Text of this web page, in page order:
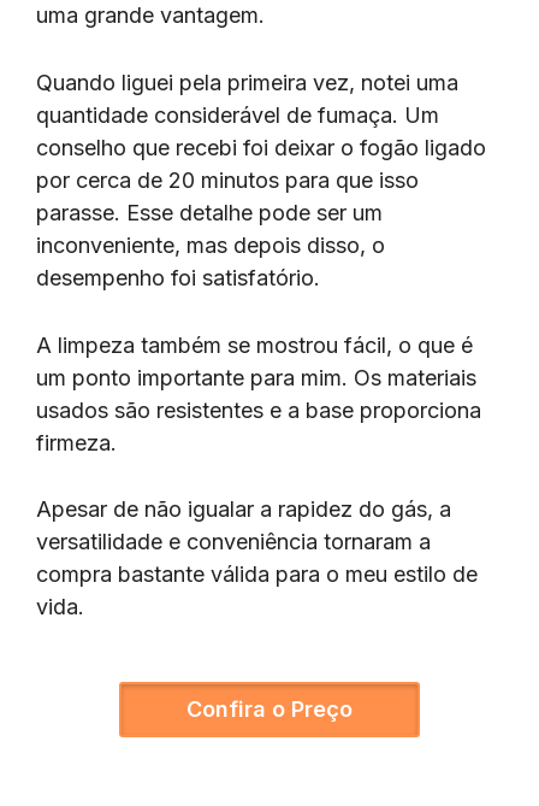
uma grande vantagem.
Quando liguei pela primeira vez, notei uma
quantidade considerável de fumaça. Um
conselho que recebi foi deixar o fogão ligado
por cerca de 20 minutos para que isso
parasse. Esse detalhe pode ser um
inconveniente, mas depois disso, o
desempenho foi satisfatório.
A limpeza também se mostrou fácil, o que é
um ponto importante para mim. Os materiais
usados são resistentes e a base proporciona
firmeza.
Apesar de não igualar a rapidez do gás, a
versatilidade e conveniência tornaram a
compra bastante válida para o meu estilo de
vida.
Confira o Preço